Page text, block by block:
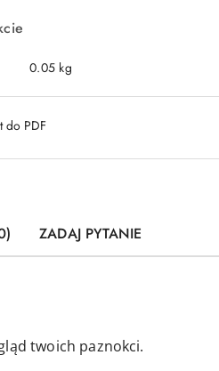
0.05 kg
do PDF
ZADAJ PYTANIE
twoich paznokci.